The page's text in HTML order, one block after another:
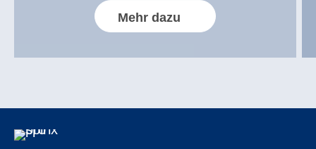
Mehr dazu